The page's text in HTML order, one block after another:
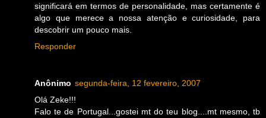
significará em termos de personalidade, mas certamente é
algo que merece a nossa atenção e curiosidade, para
descobrir um pouco mais.
Responder
Anônimo segunda-feira, 12 fevereiro, 2007
Olá Zeke!!!
Falo te de Portugal...gostei mt do teu blog....mt mesmo, tb